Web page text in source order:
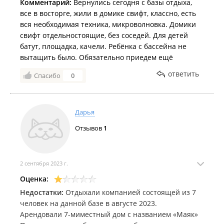
вычеркиваю из списка мест, которые хотела бы
посетить. Очень неприятный осадок.
Комментарий: Вернулись сегодня с базы отдыха,
все в восторге, жили в домике свифт, классно, есть
вся необходимая техника, микроволновка. Домики
свифт отдельностоящие, без соседей. Для детей
батут, площадка, качели. Ребёнка с бассейна не
вытащить было. Обязательно приедем ещё
Спасибо 0 ответить
Дарья
Отзывов 1
2 сентября 2023 г.
Оценка:
Недостатки: Отдыхали компанией состоящей из 7
человек на данной базе в августе 2023.
Арендовали 7-миместный дом с названием «Маяк»